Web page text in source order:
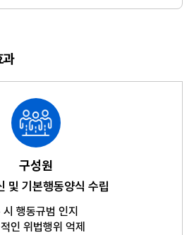
과
구성원
및 기본행동양식 수립
시 행동규범 인지
인 위법행위 억제